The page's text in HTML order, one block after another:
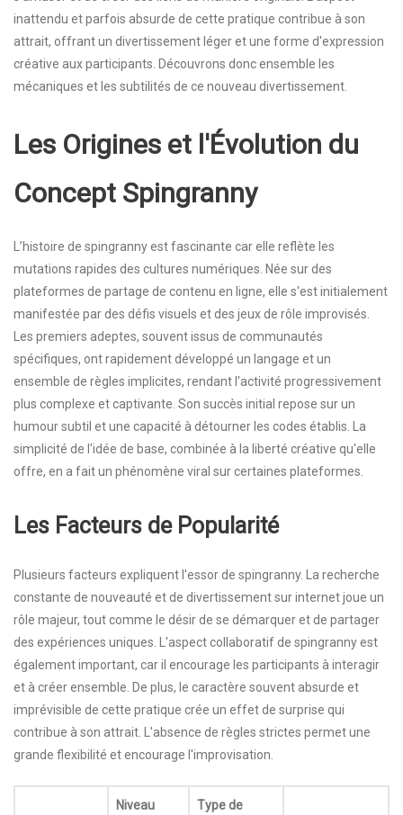
inattendu et parfois absurde de cette pratique contribue à son
attrait, offrant un divertissement léger et une forme d'expression
créative aux participants. Découvrons donc ensemble les
mécaniques et les subtilités de ce nouveau divertissement.
Les Origines et l'Évolution du
Concept Spingranny
L’histoire de spingranny est fascinante car elle reflète les
mutations rapides des cultures numériques. Née sur des
plateformes de partage de contenu en ligne, elle s'est initialement
manifestée par des défis visuels et des jeux de rôle improvisés.
Les premiers adeptes, souvent issus de communautés
spécifiques, ont rapidement développé un langage et un
ensemble de règles implicites, rendant l'activité progressivement
plus complexe et captivante. Son succès initial repose sur un
humour subtil et une capacité à détourner les codes établis. La
simplicité de l'idée de base, combinée à la liberté créative qu'elle
offre, en a fait un phénomène viral sur certaines plateformes.
Les Facteurs de Popularité
Plusieurs facteurs expliquent l'essor de spingranny. La recherche
constante de nouveauté et de divertissement sur internet joue un
rôle majeur, tout comme le désir de se démarquer et de partager
des expériences uniques. L'aspect collaboratif de spingranny est
également important, car il encourage les participants à interagir
et à créer ensemble. De plus, le caractère souvent absurde et
imprévisible de cette pratique crée un effet de surprise qui
contribue à son attrait. L'absence de règles strictes permet une
grande flexibilité et encourage l'improvisation.
Niveau
Type de